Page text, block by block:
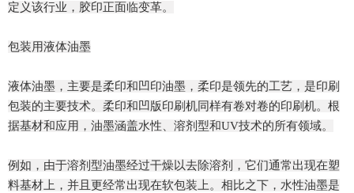
定义该行业，胶印正面临变革。
包装用液体油墨
液体油墨，主要是柔印和凹印油墨，柔印是领先的工艺，是印刷
包装的主要技术。柔印和凹版印刷机同样有卷对卷的印刷机。根
据基材和应用，油墨涵盖水性、溶剂型和UV技术的所有领域。
例如，由于溶剂型油墨经过干燥以去除溶剂，它们通常出现在塑
料基材上，并且更经常出现在软包装上。相比之下，水性油墨是